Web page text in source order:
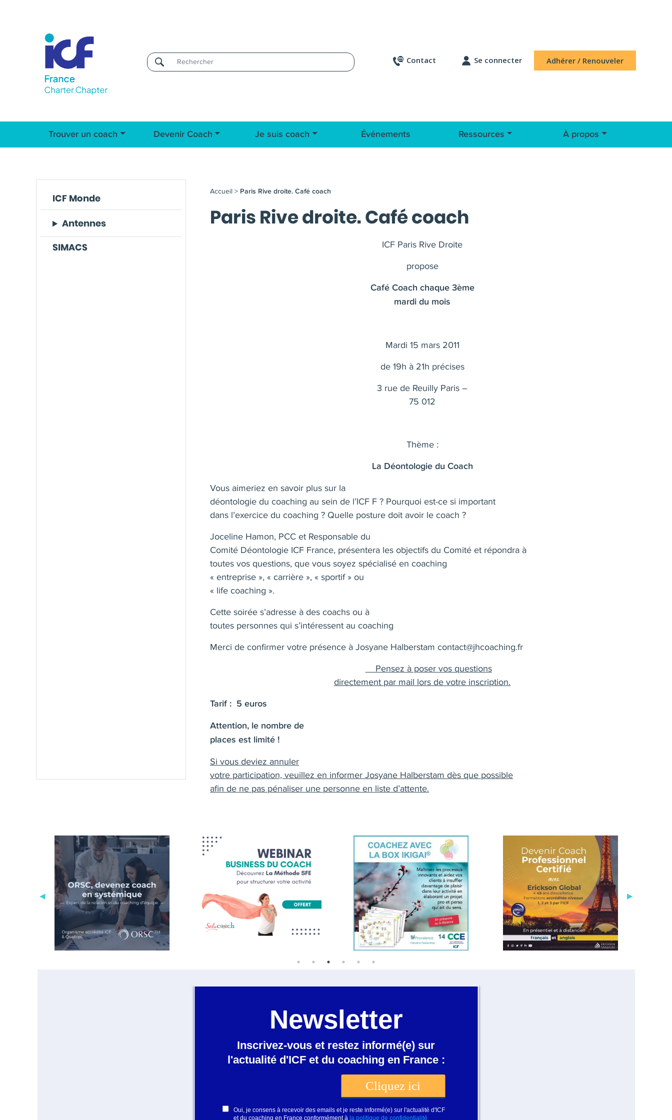
Username Contact Se connecter Adhérer / Renouveler
Trouver un coach Devenir Coach Je suis coach Événements Ressources À propos
ICF Monde
Antennes
SIMACS
Accueil > Paris Rive droite. Café coach
Paris Rive droite. Café coach
ICF Paris Rive Droite
propose
Café Coach chaque 3ème
mardi du mois
Mardi 15 mars 2011
de 19h à 21h précises
3 rue de Reuilly Paris –
75 012
Thème :
La Déontologie du Coach
Vous aimeriez en savoir plus sur la
déontologie du coaching au sein de l’ICF F ? Pourquoi est-ce si important
dans l’exercice du coaching ? Quelle posture doit avoir le coach ?
Joceline Hamon, PCC et Responsable du
Comité Déontologie ICF France, présentera les objectifs du Comité et répondra à
toutes vos questions, que vous soyez spécialisé en coaching
« entreprise », « carrière », « sportif » ou
« life coaching ».
Cette soirée s’adresse à des coachs ou à
toutes personnes qui s’intéressent au coaching
Merci de confirmer votre présence à Josyane Halberstam contact@jhcoaching.fr
Pensez à poser vos questions
directement par mail lors de votre inscription.
Tarif : 5 euros
Attention, le nombre de
places est limité !
Si vous deviez annuler
votre participation, veuillez en informer Josyane Halberstam dès que possible
afin de ne pas pénaliser une personne en liste d’attente.